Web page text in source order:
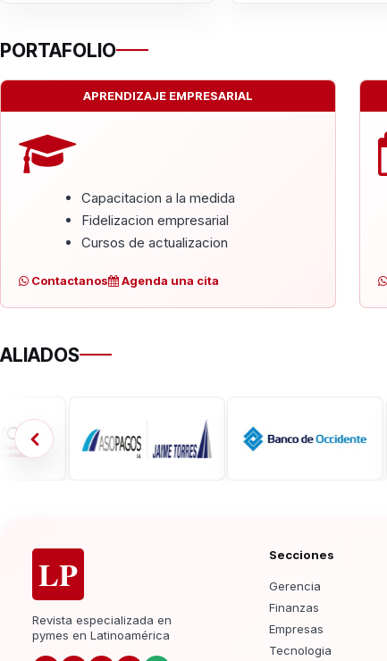
PORTAFOLIO
APRENDIZAJE EMPRESARIAL
Capacitacion a la medida
Fidelizacion empresarial
Cursos de actualizacion
Contactanos Agenda una cita
ALIADOS
LP
Revista especializada en
pymes en Latinoamérica
Secciones
Gerencia
Finanzas
Empresas
Tecnologia